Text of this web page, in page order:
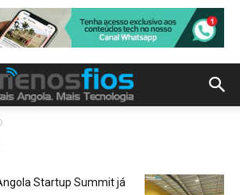
Startup Summit já